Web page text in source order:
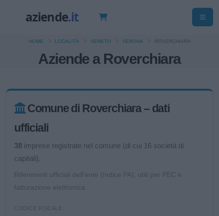
Aziende a Roverchiara
HOME LOCALITÀ VENETO VERONA ROVERCHIARA
Comune di Roverchiara – dati
ufficiali
38 imprese registrate nel comune (di cui 16 società di
capitali).
Riferimenti ufficiali dell'ente (Indice PA), utili per PEC e
fatturazione elettronica.
CODICE FISCALE